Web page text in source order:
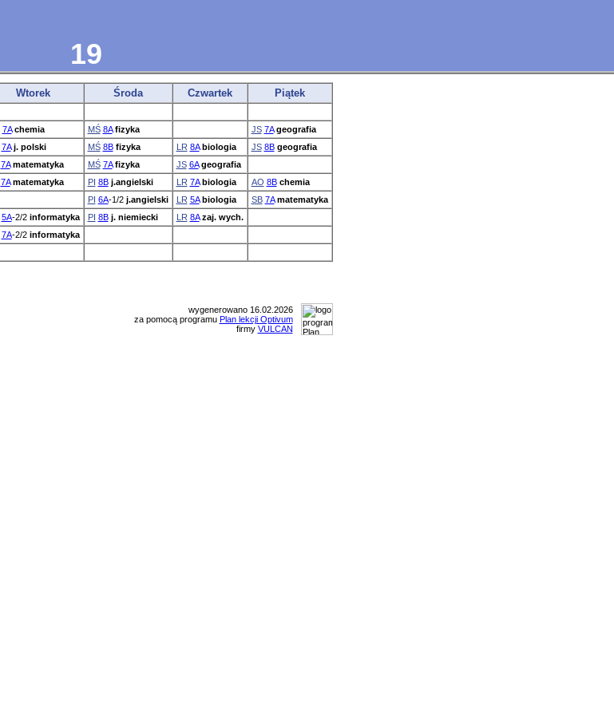
19
Wtorek Środa Czwartek Piątek
7A chemia MŚ 8A fizyka JS 7A geografia
7A j. polski MŚ 8B fizyka LR 8A biologia JS 8B geografia
7A matematyka MŚ 7A fizyka JS 6A geografia
7A matematyka PI 8B j.angielski LR 7A biologia AO 8B chemia
PI 6A-1/2 j.angielski LR 5A biologia SB 7A matematyka
5A-2/2 informatyka PI 8B j. niemiecki LR 8A zaj. wych.
7A-2/2 informatyka
wygenerowano 16.02.2026
za pomocą programu Plan lekcji Optivum
firmy VULCAN